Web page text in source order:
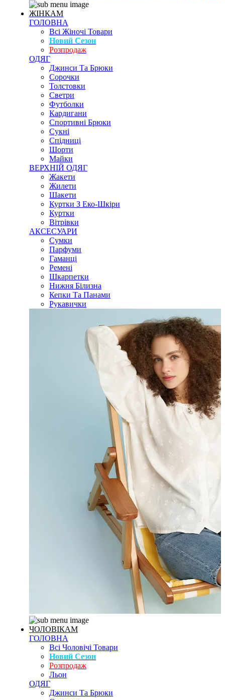
ЖІНКАМ
ГОЛОВНА
Всі Жіночі Товари
Новий Сезон
Розпродаж
ОДЯГ
Джинси Та Брюки
Сорочки
Толстовки
Светри
Футболки
Кардигани
Спортивні Брюки
Сукні
Спідниці
Шорти
Майки
ВЕРХНІЙ ОДЯГ
Жакети
Жилети
Шакети
Куртки З Еко-Шкіри
Куртки
Вітрівки
АКСЕСУАРИ
Сумки
Парфуми
Гаманці
Ремені
Шкарпетки
Нижня Білизна
Кепки Та Панами
Рукавички
ЧОЛОВІКАМ
ГОЛОВНА
Всі Чоловічі Товари
Новий Сезон
Розпродаж
Льон
ОДЯГ
Джинси Та Брюки